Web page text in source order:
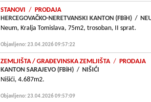
STANOVI / PRODAJA
HERCEGOVAČKO-NERETVANSKI KANTON (FBiH) /
Neum, Kralja Tomislava, 75m2, trosoban, II sprat.
Objavljeno: 23.04.2026 09:57:22
ZEMLJIŠTA/ GRAÐEVINSKA ZEMLJIŠTA / PRODAJA
KANTON SARAJEVO (FBiH) / NIŠIĆI
Nišići, 4.687m2.
Objavljeno: 23.04.2026 09:57:09